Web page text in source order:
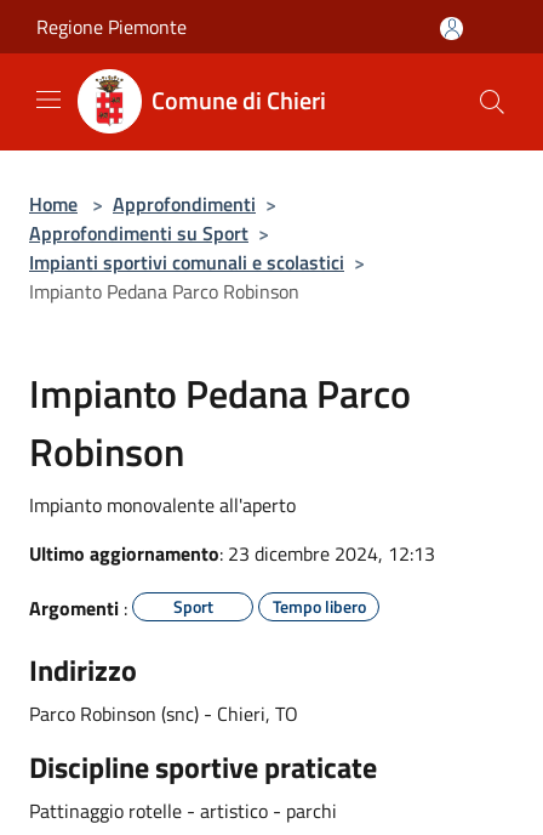
Salta al contenuto principale
Regione Piemonte
Comune di Chieri
Home > Approfondimenti >
Approfondimenti su Sport >
Impianti sportivi comunali e scolastici >
Impianto Pedana Parco Robinson
Impianto Pedana Parco
Robinson
Impianto monovalente all'aperto
Ultimo aggiornamento: 23 dicembre 2024, 12:13
Argomenti : Sport Tempo libero
Indirizzo
Parco Robinson (snc) - Chieri, TO
Discipline sportive praticate
Pattinaggio rotelle - artistico - parchi